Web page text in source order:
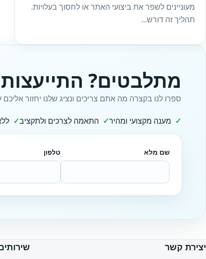
מעוניינים לשפר את ביצועי האתר או לחסוך בעלויות.
תהליך זה דורש...
מתלבטים?
ספרו לנו בקצרה מה אתם צריכים ונציג שלנו יחזור
מענה מקצועי ומהיר התאמה לצרכים ולתקציב
שם מלא טלפון
יצירת קשר